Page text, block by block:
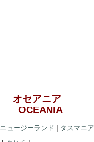
オセアニア
OCEANIA
ニュージーランド | タスマニア